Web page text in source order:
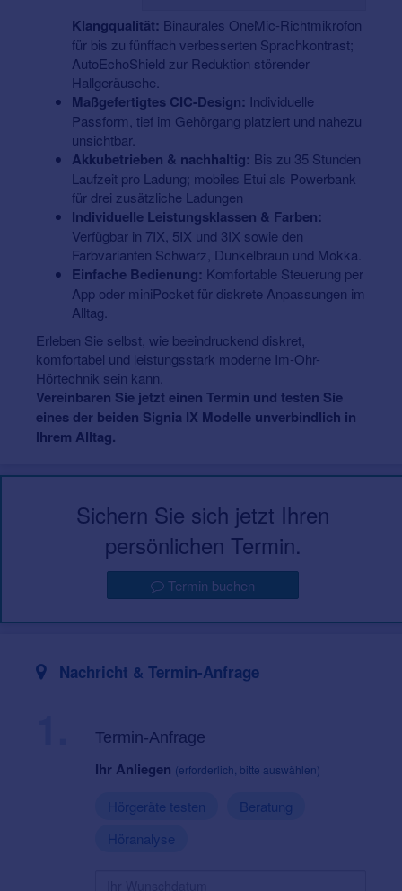
Klangqualität: Binaurales OneMic-Richtmikrofon
für bis zu fünffach verbesserten Sprachkontrast;
AutoEchoShield zur Reduktion störender
Hallgeräusche.
Maßgefertigtes CIC-Design: Individuelle
Passform, tief im Gehörgang platziert und nahezu
unsichtbar.
Akkubetrieben & nachhaltig: Bis zu 35 Stunden
Laufzeit pro Ladung; mobiles Etui als Powerbank
für drei zusätzliche Ladungen
Individuelle Leistungsklassen & Farben:
Verfügbar in 7IX, 5IX und 3IX sowie den
Farbvarianten Schwarz, Dunkelbraun und Mokka.
Einfache Bedienung: Komfortable Steuerung per
App oder miniPocket für diskrete Anpassungen im
Alltag.
Erleben Sie selbst, wie beeindruckend diskret,
komfortabel und leistungsstark moderne Im-Ohr-
Hörtechnik sein kann.
Vereinbaren Sie jetzt einen Termin und testen Sie
eines der beiden Signia IX Modelle unverbindlich in
Ihrem Alltag.
Sichern Sie sich jetzt Ihren
persönlichen Termin.
Termin buchen
Nachricht & Termin-Anfrage
Termin-Anfrage
Ihr Anliegen (erforderlich, bitte auswählen)
Hörgeräte testen
Beratung
Höranalyse